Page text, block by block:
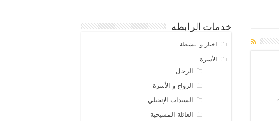
خدمات الرابطه
اخبار و انشطة
الأسرة
الرجال
الزواج و الأسرة
السيدات الإنجيلي
العائلة المسيحية